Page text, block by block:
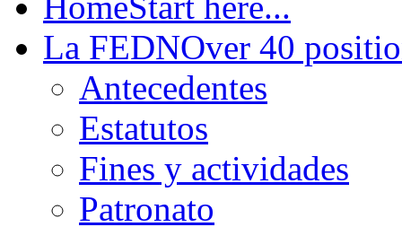
La FEDNOver 40
Antecedentes
Estatutos
Fines y actividades
Patronato